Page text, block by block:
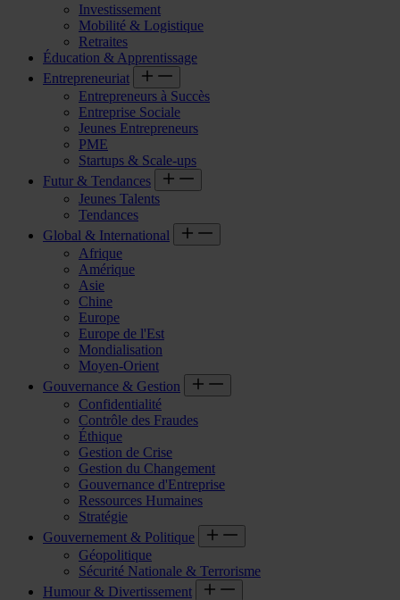
Investissement
Mobilité & Logistique
Retraites
Éducation & Apprentissage
Entrepreneuriat
Entrepreneurs à Succès
Entreprise Sociale
Jeunes Entrepreneurs
PME
Startups & Scale-ups
Futur & Tendances
Jeunes Talents
Tendances
Global & International
Afrique
Amérique
Asie
Chine
Europe
Europe de l'Est
Mondialisation
Moyen-Orient
Gouvernance & Gestion
Confidentialité
Contrôle des Fraudes
Éthique
Gestion de Crise
Gestion du Changement
Gouvernance d'Entreprise
Ressources Humaines
Stratégie
Gouvernement & Politique
Géopolitique
Sécurité Nationale & Terrorisme
Humour & Divertissement